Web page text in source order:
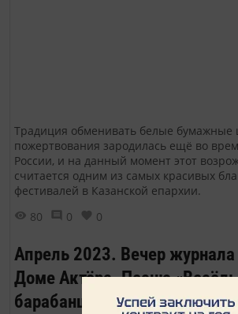
Традиция обменивать белые бумажные
пожертвования зародилась ещё во
России, и на данный момент этот
считается одним из самых красивых
фестивалей в Казанской епархии.
80
0 0
Апрель 2023. Вечер журнала
Доме Актёра. Песню
барабанщик» исполняет